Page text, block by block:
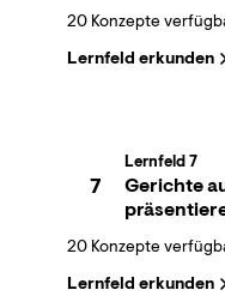
20 Konzepte
Lernfeld erkunden
7
Lernfeld 7
Gerichte
20 Konzepte
Lernfeld erkunden